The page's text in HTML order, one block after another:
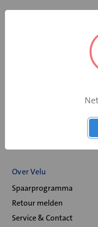
9608 PD Westerbroek
Over Velu
Spaarprogramma
Retour melden
Service & Contact